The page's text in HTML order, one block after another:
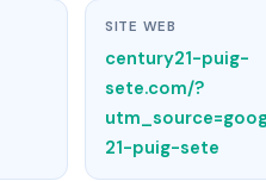
SITE WEB
century21-puig-
sete.com/?
21-puig-sete